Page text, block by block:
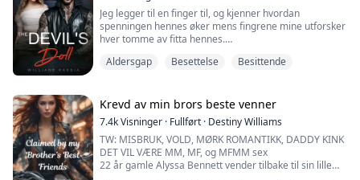
Jeg legger til en finger til, og kjenner hvordan
spenningen hennes øker mens fingrene mine utforsker
hver tomme av fitta hennes.
"Slapp av i kroppen." Jeg kysser venstre rumpeball og
"Ahh!"
Hun slipper ut et brennende stønn når jeg treffer det
følsomme punktet hennes, og jeg nærmer meg høyre
bryst, markerer det med bitt og suging. Jeg vil at all...
Aldersgap Besettelse Besittende
Krevd av min brors beste venner
7.4kVisninger · Fullført · Destiny Williams
TW: MISBRUK, VOLD, MØRK ROMANTIKK, DADDY KINK
DET VIL VÆRE MM, MF, og MFMM sex
22 år gamle Alyssa Bennett vender tilbake til sin lille